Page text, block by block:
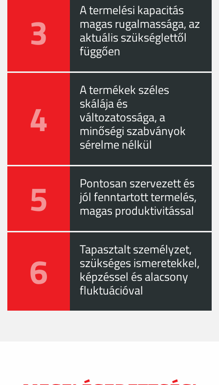
3 A termelési kapacitás
magas rugalmassága, az
aktuális szükséglettől
függően
4
A termékek széles
skálája és
változatossága, a
minőségi szabványok
sérelme nélkül
5 Pontosan szervezett és
jól fenntartott termelés,
magas produktivitással
6 Tapasztalt személyzet,
szükséges ismeretekkel,
képzéssel és alacsony
fluktuációval